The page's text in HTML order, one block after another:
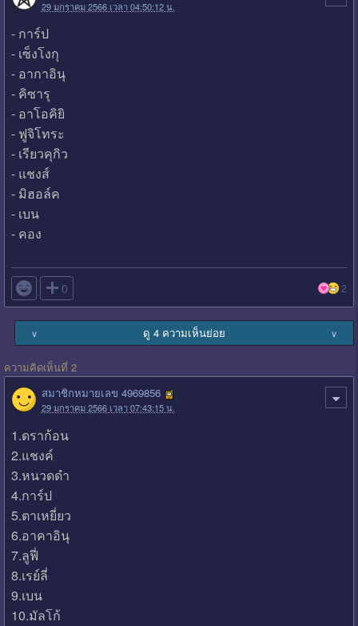
29 มกราคม 2566 เวลา 04:50:12 น.
- การ์ป
- เซ็งโงกุ
- อากาอินุ
- คิซารุ
- อาโอคิยิ
- ฟูจิโทระ
- เรียวคุกิว
- แชงส์
- มิฮอล์ค
- เบน
- คอง
 0 2
∨ ดู 4 ความเห็นย่อย ∨
ความคิดเห็นที่ 2
สมาชิกหมายเลข 4969856
29 มกราคม 2566 เวลา 07:43:15 น.
1.ดราก้อน
2.แชงค์
3.หนวดดำ
4.การ์ป
5.ตาเหยี่ยว
6.อาคาอินุ
7.ลูฟี่
8.เรย์ลี่
9.เบน
10.มัลโก้